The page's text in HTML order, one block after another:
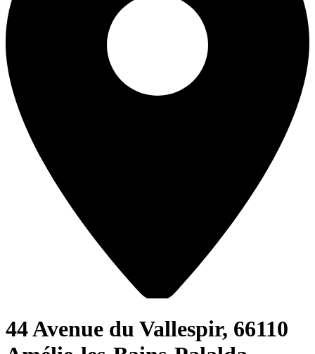
44 Avenue du Vallespir, 66110